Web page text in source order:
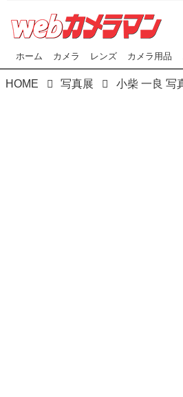
ホーム カメラ レンズ カメラ用品
HOME 写真展